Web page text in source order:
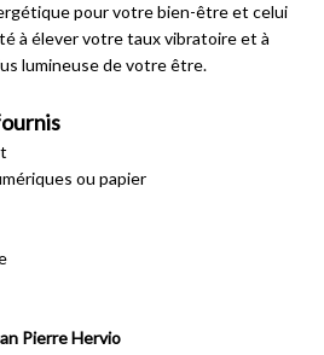
pour votre bien-être et celui
à élever votre taux vibratoire et à
lumineuse de votre être.
ou papier
Pierre Hervio